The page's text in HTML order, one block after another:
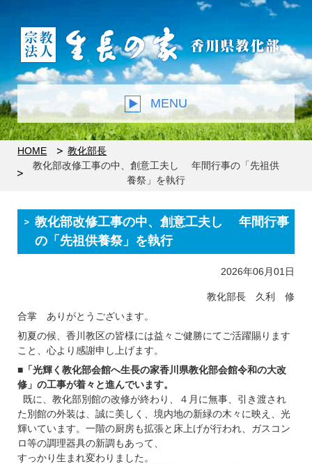
MENU
HOME
教化部長
教化部改修工事の中、創意工夫し 年間行事の「先祖供
養祭」を執行
教化部改修工事の中、創意工夫し 年間行事
の「先祖供養祭」を執行
2026年06月01日
教化部長 久利 修
合掌 ありがとうございます。
初夏の候、香川教区の皆様には益々ご健勝にてご活躍賜ります
こと、心より感謝申し上げます。
■ 「光輝く教化部会館へ生長の家香川県教化部会館令和の大改
修」の工事が着々と進んでいます。
既に、教化部別館の改修が終わり、４月に無事、引き渡され
た別館の外装は、誠に美しく、境内地の新緑の木々に映え、光
輝いています。一階の厨房も拡張と床上げが行われ、ガスコン
ロ等の調理器具の新調もあって、
すっかり生まれ変わりました。